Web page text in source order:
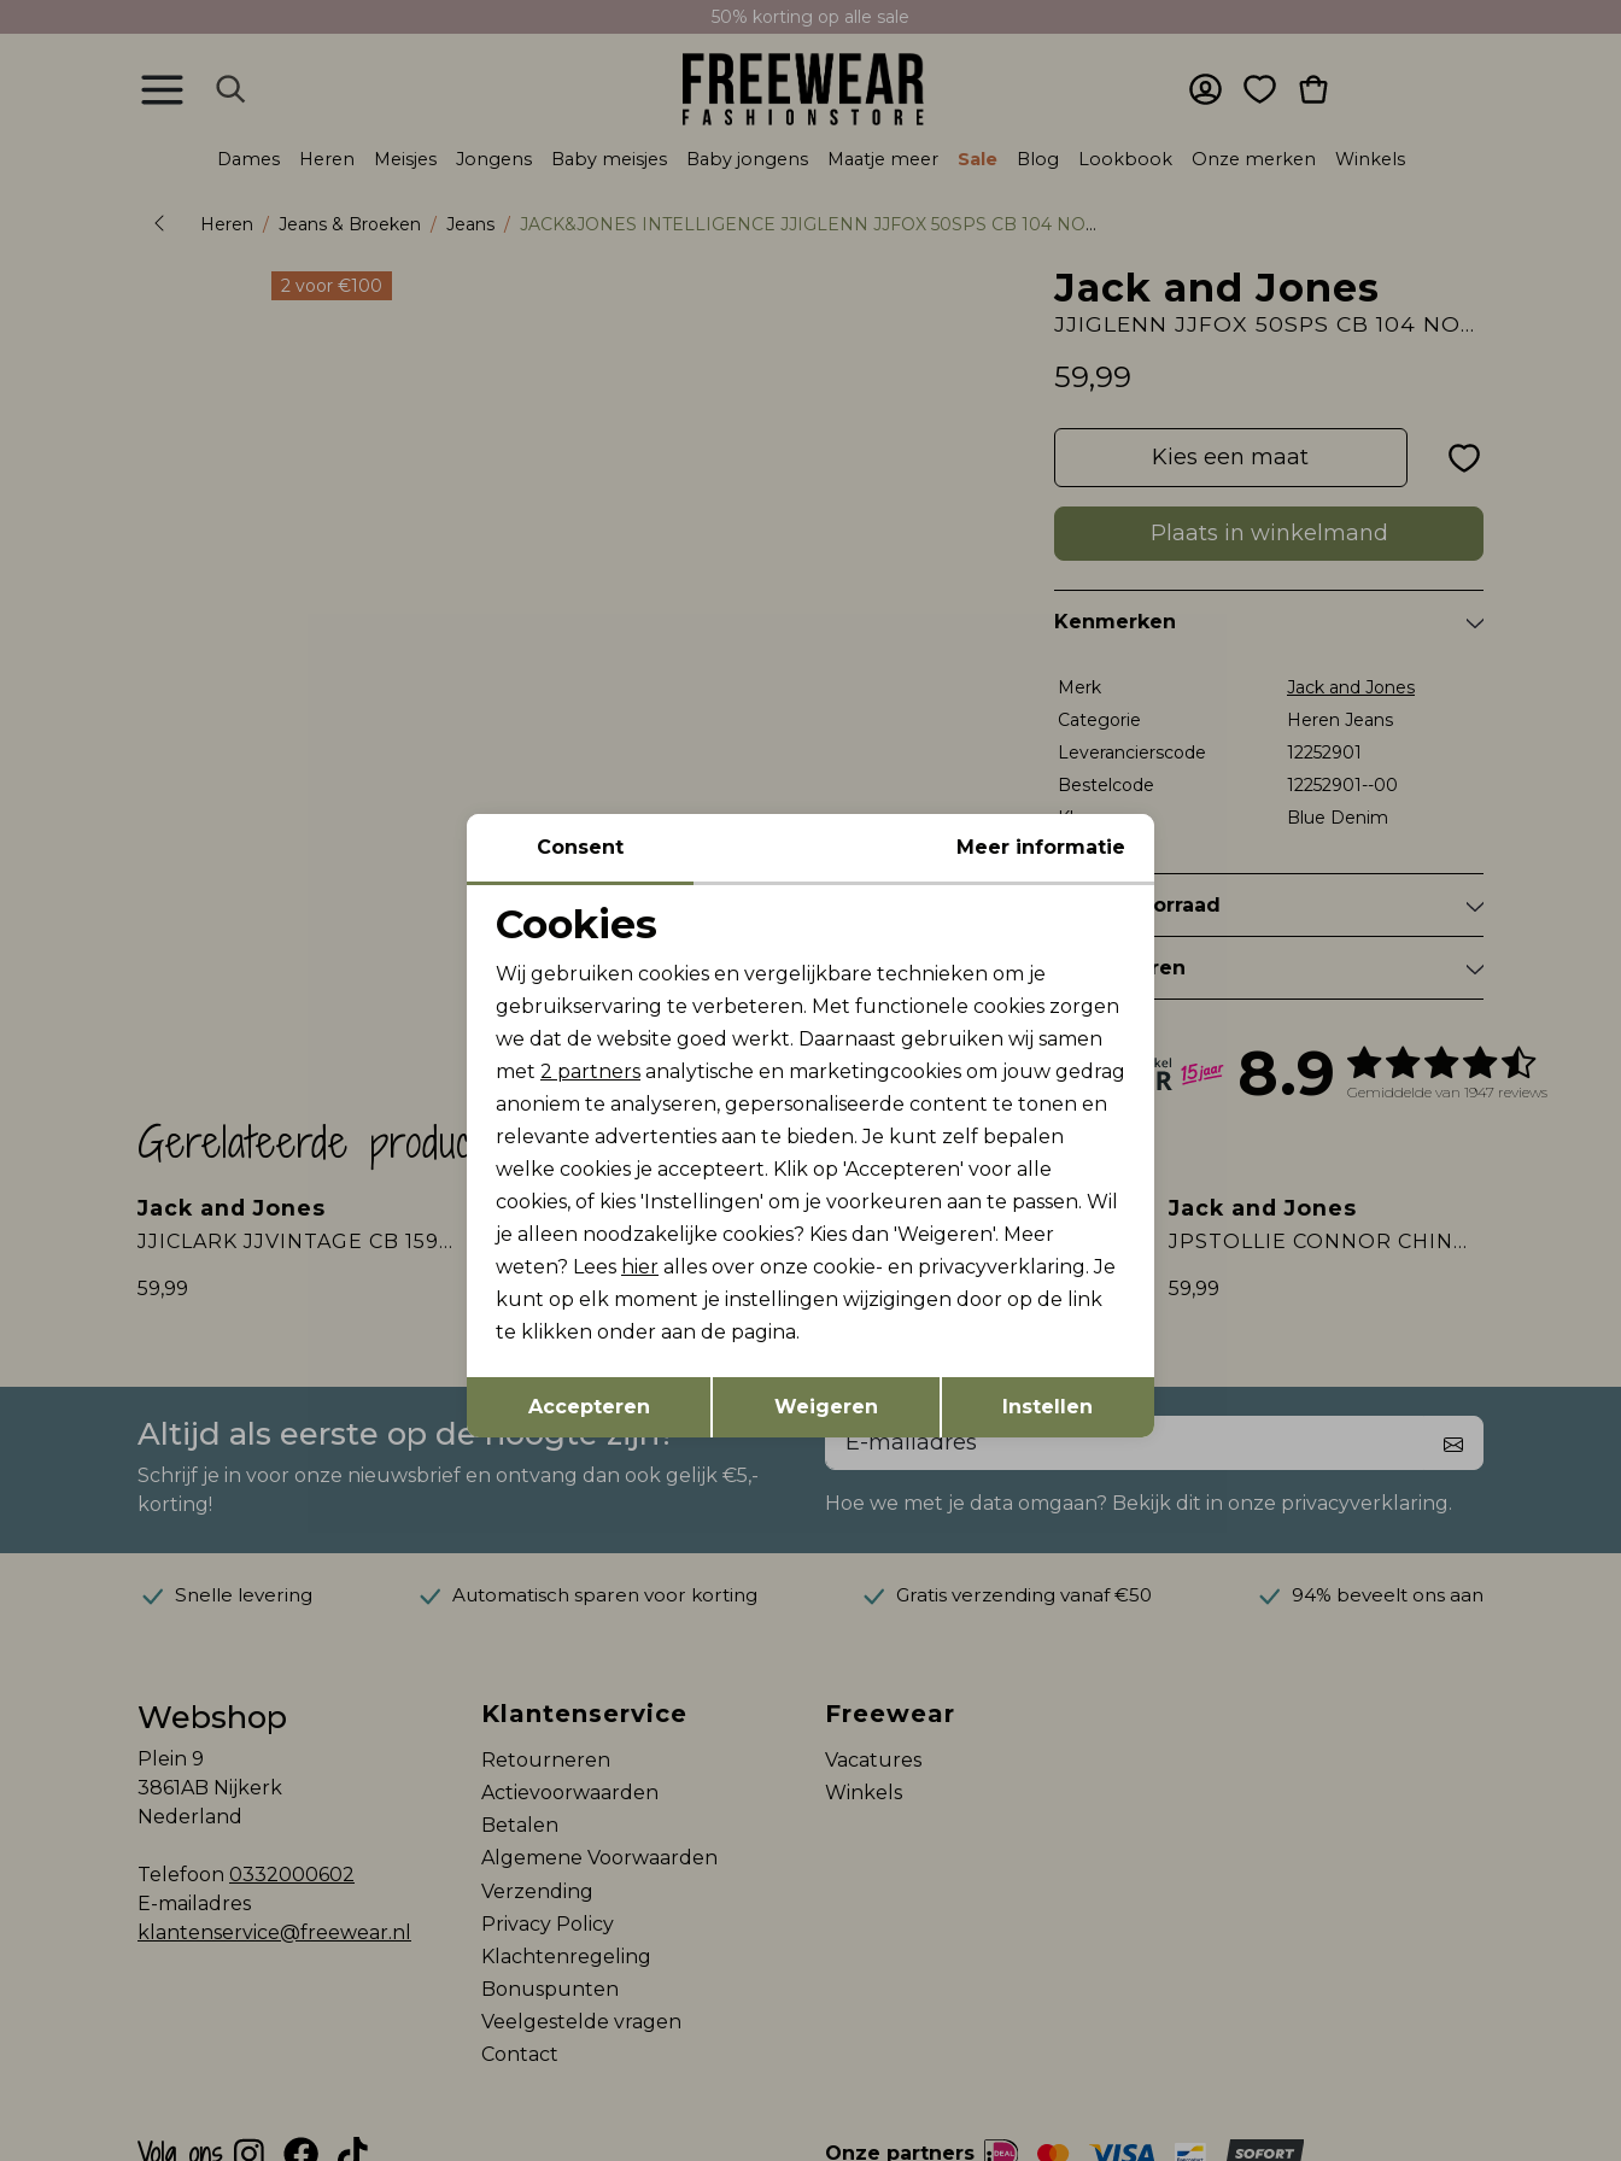
50% korting op alle sale
Dames Heren Meisjes Jongens Baby meisjes Baby jongens Maatje meer Sale Blog Lookbook Onze merken Winkels
Heren Jeans & Broeken Jeans JACK&JONES INTELLIGENCE JJIGLENN JJFOX 50SPS CB 104 NOOS blue denim
2 voor €100 Jack and Jones
JJIGLENN JJFOX 50SPS CB 104 NOOS
59,99
Kies een maat
Plaats in winkelmand
Kenmerken
Merk
Jack and Jones
Categorie
Heren Jeans
Leverancierscode
12252901
Bestelcode
12252901--00
Kleur
Blue Denim
Winkelvoorraad
Retourneren
8.9 Gemiddelde van 1947 reviews
Gerelateerde producten
Nieuw
Jack and Jones
JJICLARK JJVINTAGE CB 159 NOOS
59,99
Jack and Jones
JJICLARK JJDUKE JJ 696 NOOS
79,99
Jack and Jones
49,99
Nieuw
Jack and Jones
JPSTOLLIE CONNOR CHINO NOOS
59,99
Altijd als eerste op de hoogte zijn?
Schrijf je in voor onze nieuwsbrief en ontvang dan ook gelijk €5,-
korting!
Hoe we met je data omgaan? Bekijk dit in onze privacyverklaring.
Snelle levering Automatisch sparen voor korting Gratis verzending vanaf €50 94% beveelt ons aan
Webshop
Plein 9
3861AB Nijkerk
Nederland
Telefoon 0332000602
E-mailadres
klantenservice@freewear.nl
Klantenservice
Retourneren
Actievoorwaarden
Betalen
Algemene Voorwaarden
Verzending
Privacy Policy
Klachtenregeling
Bonuspunten
Veelgestelde vragen
Contact
Freewear
Vacatures
Winkels
Volg ons Onze partners
Noodzakelijke cookies
Analytische cookies Marketing cookies
Terug Opslaan
Consent Meer informatie
Cookies
Wij gebruiken cookies en vergelijkbare technieken om je
gebruikservaring te verbeteren. Met functionele cookies zorgen
we dat de website goed werkt. Daarnaast gebruiken wij samen
met 2 partners analytische en marketingcookies om jouw gedrag
anoniem te analyseren, gepersonaliseerde content te tonen en
relevante advertenties aan te bieden. Je kunt zelf bepalen
welke cookies je accepteert. Klik op 'Accepteren' voor alle
cookies, of kies 'Instellingen' om je voorkeuren aan te passen. Wil
je alleen noodzakelijke cookies? Kies dan 'Weigeren'. Meer
weten? Lees hier alles over onze cookie- en privacyverklaring. Je
kunt op elk moment je instellingen wijzigingen door op de link
te klikken onder aan de pagina.
Accepteren Weigeren Instellen